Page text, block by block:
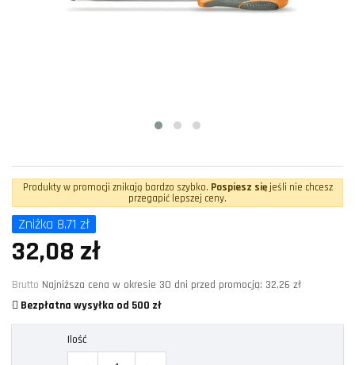
Produkty w promocji znikają bardzo szybko. Pospiesz sięjeśli nie chcesz
przegapić lepszej ceny.
Zniżka 8,71 zł
32,08 zł
Brutto Najniższa cena w okresie 30 dni przed promocją: 32,26 zł
Bezpłatna wysyłka od 500 zł
Ilość